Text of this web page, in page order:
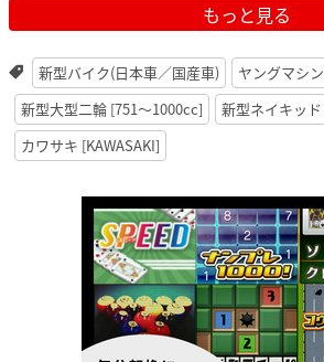
もっと見る
新型バイク(日本車／国産車)
ヤングマシン
新型大型二輪 [751〜1000cc]
新型ネイキッド
カワサキ [KAWASAKI]